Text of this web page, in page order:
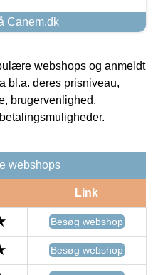
Canem.dk
webshops og anmeldt
bl.a. deres prisniveau,
brugervenlighed,
webshops
Link
Besøg webshop
Besøg webshop